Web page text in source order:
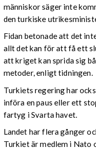
människor säger inte
den turkiske
Fidan betonade att det
allt det kan för att få ett
att kriget kan sprida sig
metoder, enligt tidningen.
Turkiets regering har
införa en paus eller ett
fartyg i Svarta havet.
Landet har flera gånger
Turkiet är medlem i Nato